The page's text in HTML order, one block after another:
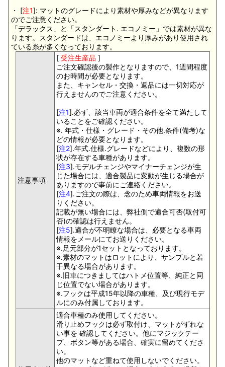
・ [注1]: マットのグレードにより素材や厚みなどが異なります
のでご注意ください。
「デラックス」と「スタンダート. エコノミー」では素材が異な
ります。スタンダードは、エコノミーより厚みがあり使用され
ている糸が多くなっております。
注意事項
[ 受注生産品 ]
ご注文確認後の製作となりますので、1週間程度
のお時間が必要となります。
また、キャンセル・交換・返品には一切対応が
行えませんのでご注意ください。
[注1].必ず、該当車両が適合条件を全て満たして
いることをご確認ください。
※. 年式・仕様・グレード・その他.条件(備考)な
どの情報が必要となります。
[注2].年式.仕様.グレードなどにより、複数の形
状が存在する車種があります。
[注3].モデルチェンジやマイナーチェンジが生
じた場合には、適合製品に変動が生じる場合が
ありますので事前にご連絡ください。
[注4].ご注文の際は、念のため車両情報をお送
りください。
記載が無い場合には、弊社側で適合可否(取付可
否)の確認は行えません。
[注5].適合が不明瞭な場合は、必要となる車両
情報をメールにてお送りください。
※.足元部分が1セットとなっております。
※.素材のマットはロットにより、サンプルと若
干異なる場合があります。
※.旧車につきましてはハトメ位置等、純正と同
じ位置でない場合があります。
※.フックは平成15年以降の車種、及び現行モデ
ルにのみ付属しております。
適合車種のみ使用してください。
滑り止めフックは必ず取付け、マットがずれな
い事を 確認してください。他にマジックテー
プ、ボタン等がある場合、確実に留めてくださ
い。
他のマットなど重ねて使用しないでください。